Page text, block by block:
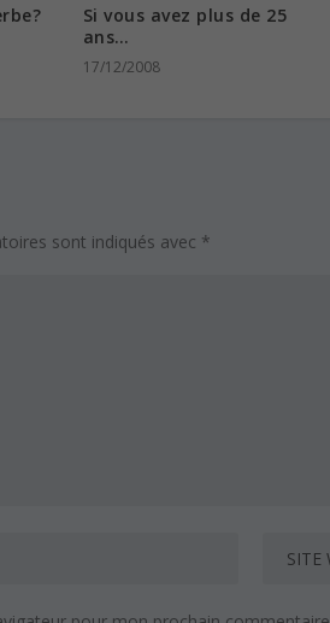
Si vous avez plus de 25
ans…
17/12/2008
sont indiqués avec *